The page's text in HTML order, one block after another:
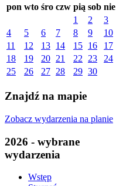
pon wto śro czw pią sob nie
1
2
3
4
5 6 7 8 9
10
11
12 13 14 15 16
17
18
19 20 21 22 23
24
25
26 27 28 29 30
Znajdź na mapie
Zobacz wydarzenia na planie
2026 - wybrane
wydarzenia
Wstęp